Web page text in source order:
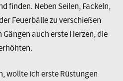
finden. Neben Seilen, Fackeln,
Feuerbälle zu verschießen
auch erste Herzen, die
wollte ich erste Rüstungen